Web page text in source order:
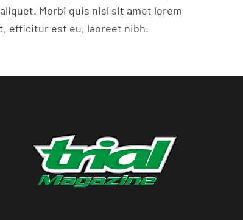
Morbi quis nisl sit amet lorem
efficitur est eu, laoreet nibh.